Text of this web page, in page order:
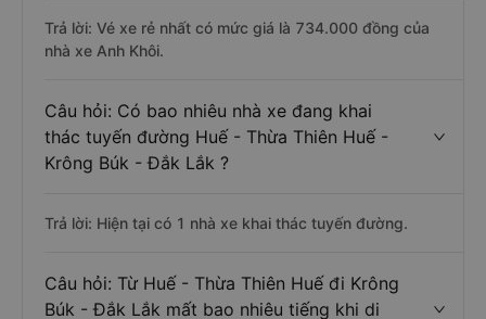
Trả lời: Vé xe rẻ nhất có mức giá là 734.000 đồng của
nhà xe Anh Khôi.
Câu hỏi: Có bao nhiêu nhà xe đang khai
thác tuyến đường Huế - Thừa Thiên Huế -
Krông Búk - Đắk Lắk ?
Trả lời: Hiện tại có 1 nhà xe khai thác tuyến đường.
Câu hỏi: Từ Huế - Thừa Thiên Huế đi Krông
Búk - Đắk Lắk mất bao nhiêu tiếng khi di